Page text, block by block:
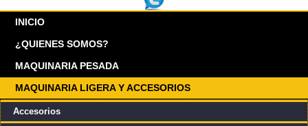
INICIO
¿QUIENES SOMOS?
MAQUINARIA PESADA
MAQUINARIA LIGERA Y ACCESORIOS
Accesorios